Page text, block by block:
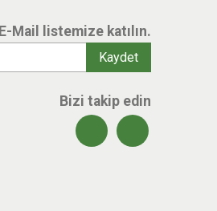
E-Mail listemize katılın.
Bizi takip edin